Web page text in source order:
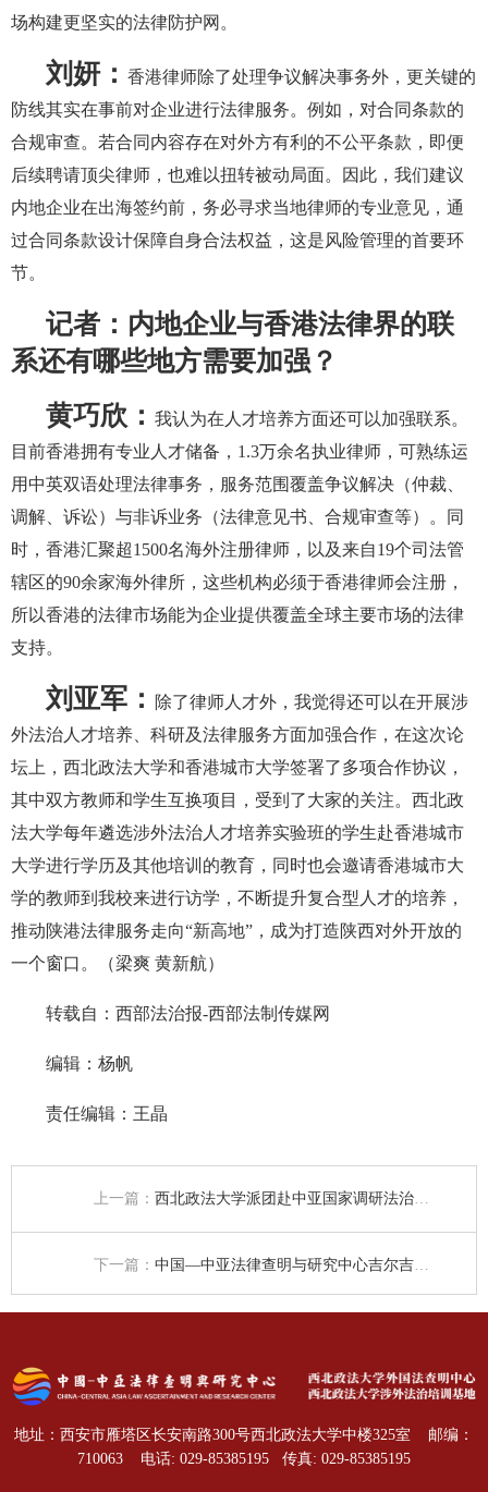
场构建更坚实的法律防护网。
刘妍： 香港律师除了处理争议解决事务外，更关键的
防线其实在事前对企业进行法律服务。例如，对合同条款的
合规审查。若合同内容存在对外方有利的不公平条款，即便
后续聘请顶尖律师，也难以扭转被动局面。因此，我们建议
内地企业在出海签约前，务必寻求当地律师的专业意见，通
过合同条款设计保障自身合法权益，这是风险管理的首要环
节。
记者：内地企业与香港法律界的联
系还有哪些地方需要加强？
黄巧欣： 我认为在人才培养方面还可以加强联系。
目前香港拥有专业人才储备，1.3万余名执业律师，可熟练运
用中英双语处理法律事务，服务范围覆盖争议解决（仲裁、
调解、诉讼）与非诉业务（法律意见书、合规审查等）。同
时，香港汇聚超1500名海外注册律师，以及来自19个司法管
辖区的90余家海外律所，这些机构必须于香港律师会注册，
所以香港的法律市场能为企业提供覆盖全球主要市场的法律
支持。
刘亚军：
除了律师人才外，我觉得还可以在开展涉
外法治人才培养、科研及法律服务方面加强合作，在这次论
坛上，西北政法大学和香港城市大学签署了多项合作协议，
其中双方教师和学生互换项目，受到了大家的关注。西北政
法大学每年遴选涉外法治人才培养实验班的学生赴香港城市
大学进行学历及其他培训的教育，同时也会邀请香港城市大
学的教师到我校来进行访学，不断提升复合型人才的培养，
推动陕港法律服务走向“新高地”，成为打造陕西对外开放的
一个窗口。（梁爽 黄新航）
转载自： 西部法治报-西部法制传媒网
编辑：杨帆
责任编辑：王晶
上一篇： 西北政法大学派团赴中亚国家调研法治营商环境
下一篇： 中国—中亚法律查明与研究中心吉尔吉斯斯坦分中心成立
地址：西安市雁塔区长安南路300号西北政法大学中楼325室
邮编：
710063
电话: 029-85385195 传真: 029-85385195